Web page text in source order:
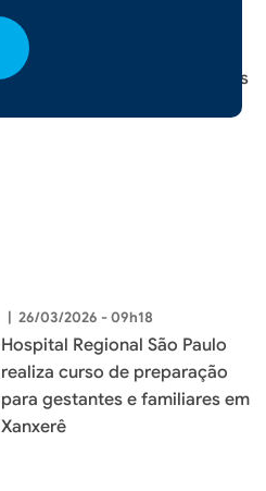
28/03/2026 - 10h22
Xanxerê entrega kits escolares
| 26/03/2026 - 09h18
Hospital Regional São Paulo
realiza curso de preparação
para gestantes e familiares em
Xanxerê